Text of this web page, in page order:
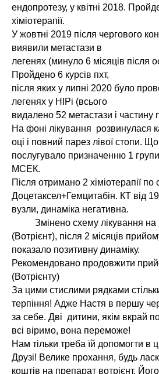
ендопротезу, у квітні 2018.
хіміотерапії.
У жовтні 2019 після чергового
виявили метастази в
легенях (минуло 6 місяців після
Пройдено 6 курсів пхт,
після яких у липні 2020 було
легенях у НІРі (всього
видалено 52 метастази і частину
На фоні лікування розвинулася
оці і повний парез лівої стопи. Що
послугувало призначенню 1 групи
МСЕК.
Після отримано 2 хіміотерапії по
Доцетаксел+Гемцитабін. КТ від
вузли, динаміка негативна.
Змінено схему лікування на
(Вотрієнт), після 2 місяців
показало позитивну динаміку.
Рекомендовано продовжити
(Вотрієнту)
За цими стислими рядками
терпіння! Адже Настя в першу
за себе. Дві дитини, якім вкрай
всі віримо, вона переможе!
Нам тільки треба їй допомогти в
Друзі! Велике прохання, будь
коштів на препарат вотрієнт.